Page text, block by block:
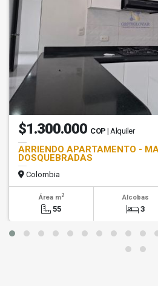
$1.300.000 COP | Alquiler
ARRIENDO APARTAMENTO -
DOSQUEBRADAS
Colombia
Área m2
55
Alcobas
3